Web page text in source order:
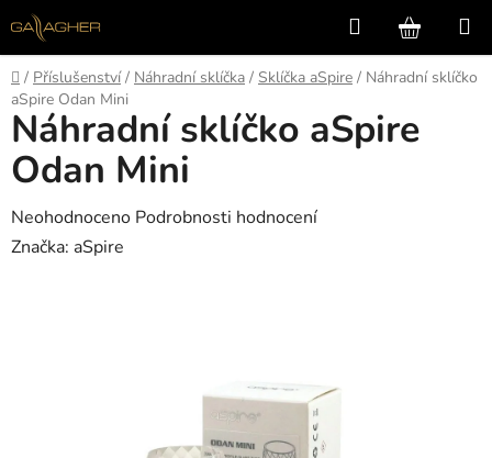
Přejít
na
obsah
Hledat
KOŠÍK
Domů
/ Příslušenství / Náhradní sklíčka / Sklíčka aSpire / Náhradní sklíčko
aSpire Odan Mini
Náhradní sklíčko aSpire
Odan Mini
Průměrné
hodnocení
Neohodnoceno Podrobnosti hodnocení
Značka: aSpire